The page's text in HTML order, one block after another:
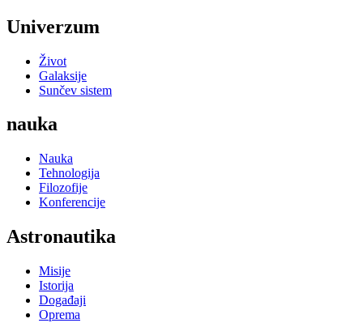
Univerzum
Život
Galaksije
Sunčev sistem
nauka
Nauka
Tehnologija
Filozofije
Konferencije
Astronautika
Misije
Istorija
Događaji
Oprema